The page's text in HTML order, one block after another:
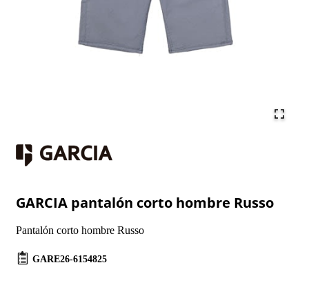
GARCIA pantalón corto hombre Russo
Pantalón corto hombre Russo
GARE26-6154825